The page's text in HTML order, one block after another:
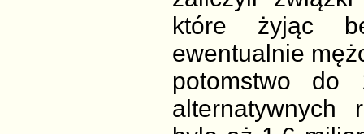
które żyjąc
ewentualnie
potomstwo
alternatywnych